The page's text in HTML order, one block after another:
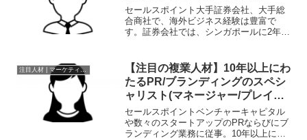
セールスポイント大手証券会社、大手総
合商社で、海外ビジネス経験は豊富で
す。証券会社では、シンガポールに2年駐
日本企業のアライアンス、資本提携案件
の創出と執行支援、ヨーロッ...
注目人材 | マーケティング
【注目の複業人材】10年以上にわ
たるPR/ブランディングのスペシ
ャリスト(マネージャー/プレイヤ
ーとしても活躍）
セールスポイントベンチャーキャピタル
や数々のスタートアップのPRならびにブ
ランディング業務に従事。10年以上にわ